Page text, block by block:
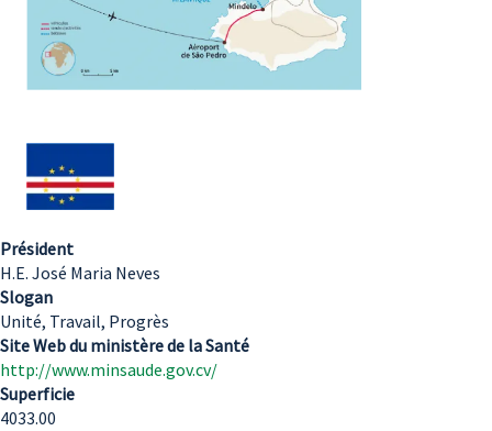
Président
H.E. José Maria Neves
Slogan
Unité, Travail, Progrès
Site Web du ministère de la Santé
http://www.minsaude.gov.cv/
Superficie
4033.00